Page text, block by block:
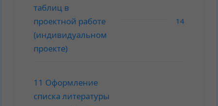
таблиц в
проектной работе
(индивидуальном
проекте)
14
11 Оформление
списка литературы